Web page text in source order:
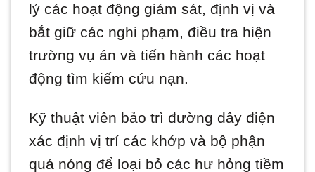
lý các hoạt động giám sát, định vị và
bắt giữ các nghi phạm, điều tra hiện
trường vụ án và tiến hành các hoạt
động tìm kiếm cứu nạn.
Kỹ thuật viên bảo trì đường dây điện
xác định vị trí các khớp và bộ phận
quá nóng để loại bỏ các hư hỏng tiềm